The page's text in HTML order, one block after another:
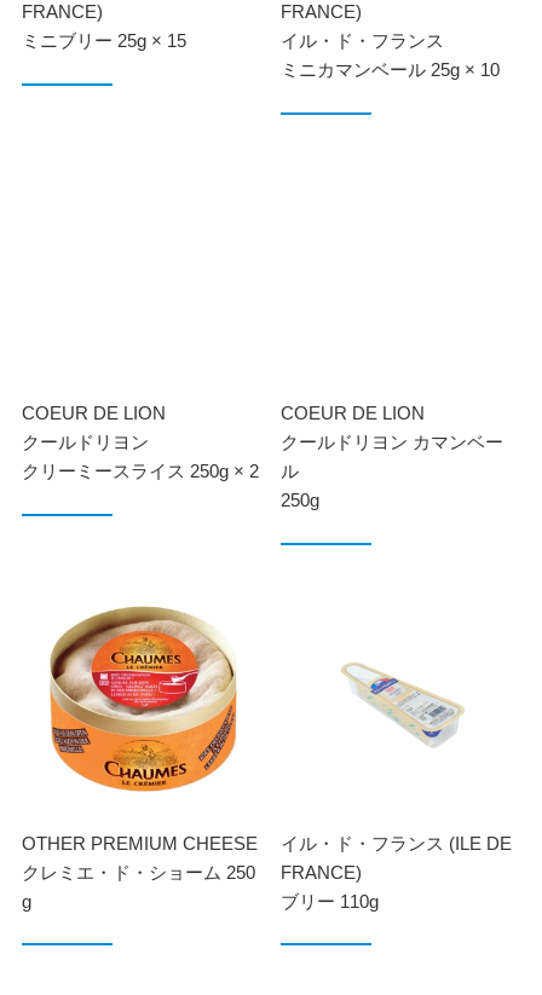
FRANCE)
ミニブリー 25g × 15
FRANCE)
イル・ド・フランス
ミニカマンベール 25g × 10
COEUR DE LION
クールドリヨン
クリーミースライス 250g × 2
COEUR DE LION
クールドリヨン カマンベー
ル
250g
OTHER PREMIUM CHEESE
クレミエ・ド・ショーム 250
g
イル・ド・フランス (ILE DE
FRANCE)
ブリー 110g